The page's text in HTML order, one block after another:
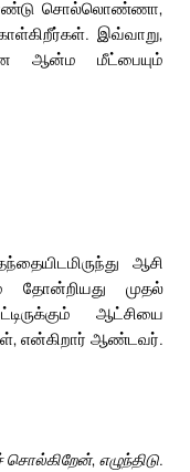
சொல்லொண்ணா,
இவ்வாறு,
ஆன்ம மீட்பையும்
ஆசி
தோன்றியது முதல்
ஆட்சியை
என்கிறார் ஆண்டவர்.
எழுந்திடு.